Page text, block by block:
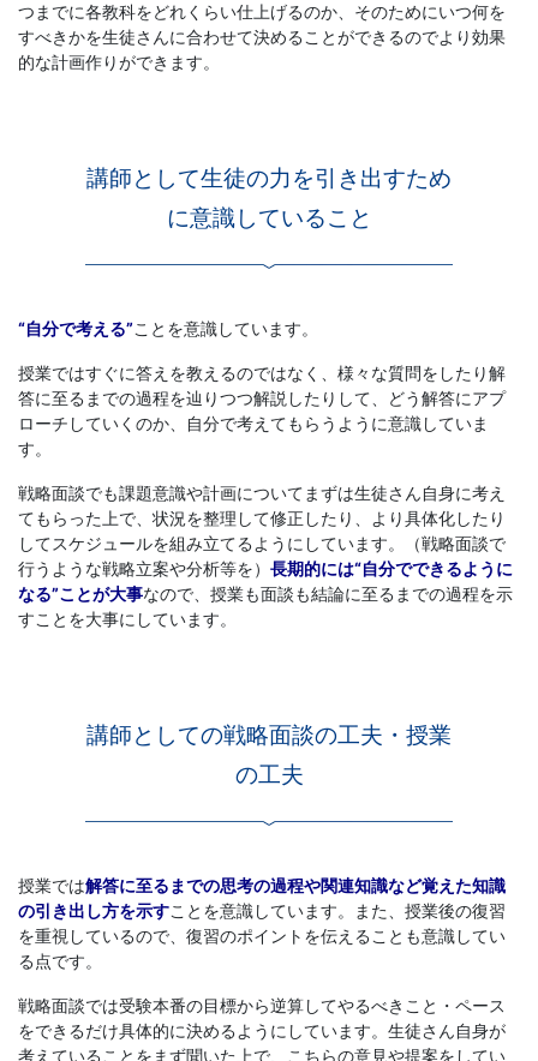
つまでに各教科をどれくらい仕上げるのか、そのためにいつ何を
すべきかを生徒さんに合わせて決めることができるのでより効果
的な計画作りができます。
講師として生徒の力を引き出すため
に意識していること
“自分で考える”ことを意識しています。
授業ではすぐに答えを教えるのではなく、様々な質問をしたり解
答に至るまでの過程を辿りつつ解説したりして、どう解答にアプ
ローチしていくのか、自分で考えてもらうように意識していま
す。
戦略面談でも課題意識や計画についてまずは生徒さん自身に考え
てもらった上で、状況を整理して修正したり、より具体化したり
してスケジュールを組み立てるようにしています。（戦略面談で
行うような戦略立案や分析等を） 長期的には“自分でできるように
なる”ことが大事なので、授業も面談も結論に至るまでの過程を示
すことを大事にしています。
講師としての戦略面談の工夫・授業
の工夫
授業では解答に至るまでの思考の過程や関連知識など覚えた知識
の引き出し方を示すことを意識しています。
また、授業後の復習
を重視しているので、復習のポイントを伝えることも意識してい
る点です。
戦略面談では受験本番の目標から逆算してやるべきこと・ペース
をできるだけ具体的に決めるようにしています。生徒さん自身が
考えていることをまず聞いた上で、こちらの意見や提案をしてい